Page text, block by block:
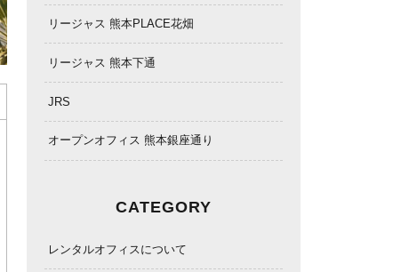
リージャス 熊本PLACE花畑
リージャス 熊本下通
JRS
オープンオフィス 熊本銀座通り
CATEGORY
レンタルオフィスについて